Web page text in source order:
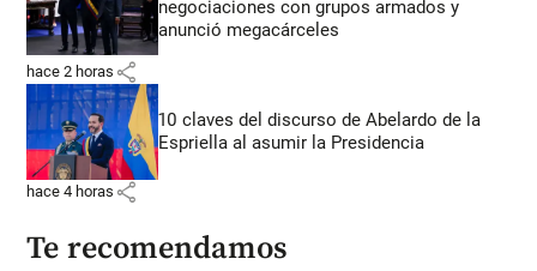
negociaciones con grupos armados y
anunció megacárceles
hace 2 horas share
10 claves del discurso de Abelardo de la
Espriella al asumir la Presidencia
hace 4 horas share
Te recomendamos